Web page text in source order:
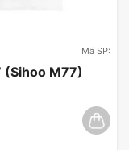
Mã SP:
(Sihoo M77)